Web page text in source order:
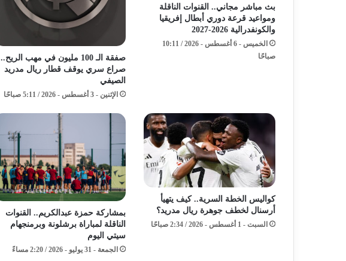
بث مباشر مجاني.. القنوات الناقلة
ومواعيد قرعة دوري أبطال إفريقيا
والكونفدرالية 2026-2027
الخميس - 6 أغسطس - 2026 / 10:11
صباحًا
صفقة الـ 100 مليون في مهب الريح..
صراع سري يوقف قطار ريال مدريد
الصيفي
الإثنين - 3 أغسطس - 2026 / 5:11 صباحًا
كواليس الخطة السرية.. كيف يتهيأ
أرسنال لخطف جوهرة ريال مدريد؟
السبت - 1 أغسطس - 2026 / 2:34 صباحًا
بمشاركة حمزة عبدالكريم.. القنوات
الناقلة لمباراة برشلونة وبرمنجهام
سيتي اليوم
الجمعة - 31 يوليو - 2026 / 2:20 مساءً